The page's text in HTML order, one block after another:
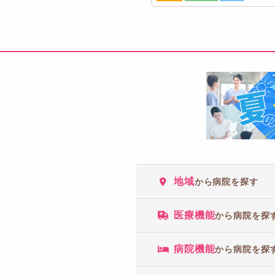
地域から病院を探す
医療機能から病院を探
病院機能から病院を探